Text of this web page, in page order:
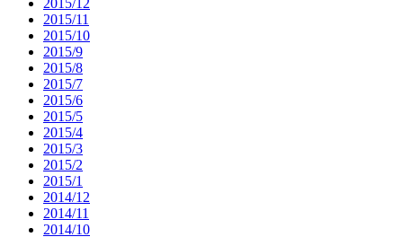
2015/11
2015/10
2015/9
2015/8
2015/7
2015/6
2015/5
2015/4
2015/3
2015/2
2015/1
2014/12
2014/11
2014/10